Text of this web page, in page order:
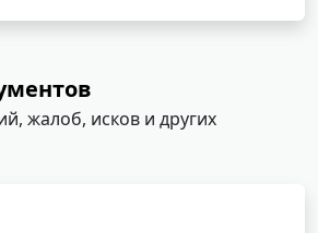
жалоб, исков и других